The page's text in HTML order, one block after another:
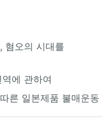
혐오의 시대를
에 관하여
른 일본제품 불매운동